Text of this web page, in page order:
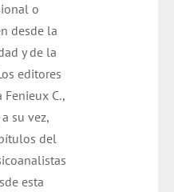
o
desde la
y de la
editores
C.,
su vez,
del
esta